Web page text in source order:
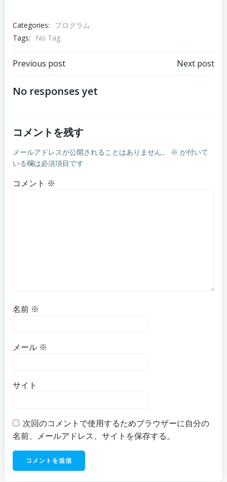
Categories:
プログラム
Tags:
No Tag
Post
navigation
Previous post Next post
No responses yet
コメントを残す
メールアドレスが公開されることはありません。 ※ が付いて
いる欄は必須項目です
コメント ※
名前 ※
メール ※
サイト
次回のコメントで使用するためブラウザーに自分の
名前、メールアドレス、サイトを保存する。